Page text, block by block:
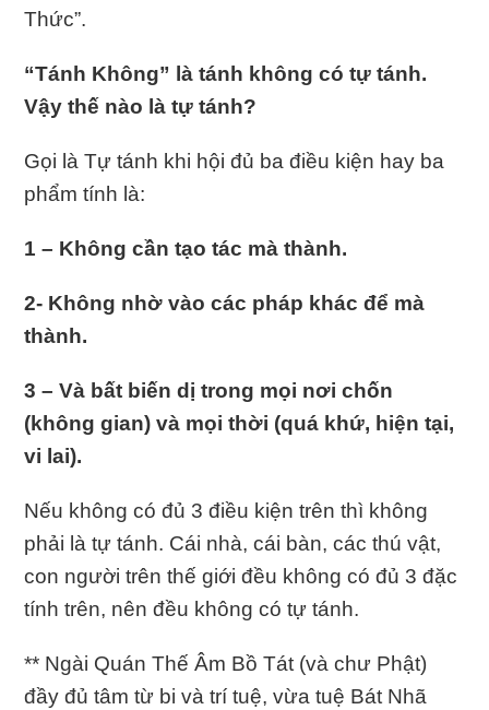
Thức”.
“Tánh Không” là tánh không có tự tánh.
Vậy thế nào là tự tánh?
Gọi là Tự tánh khi hội đủ ba điều kiện hay ba
phẩm tính là:
1 – Không cần tạo tác mà thành.
2- Không nhờ vào các pháp khác để mà
thành.
3 – Và bất biến dị trong mọi nơi chốn
(không gian) và mọi thời (quá khứ, hiện tại,
vi lai).
Nếu không có đủ 3 điều kiện trên thì không
phải là tự tánh. Cái nhà, cái bàn, các thú vật,
con người trên thế giới đều không có đủ 3 đặc
tính trên, nên đều không có tự tánh.
** Ngài Quán Thế Âm Bồ Tát (và chư Phật)
đầy đủ tâm từ bi và trí tuệ, vừa tuệ Bát Nhã